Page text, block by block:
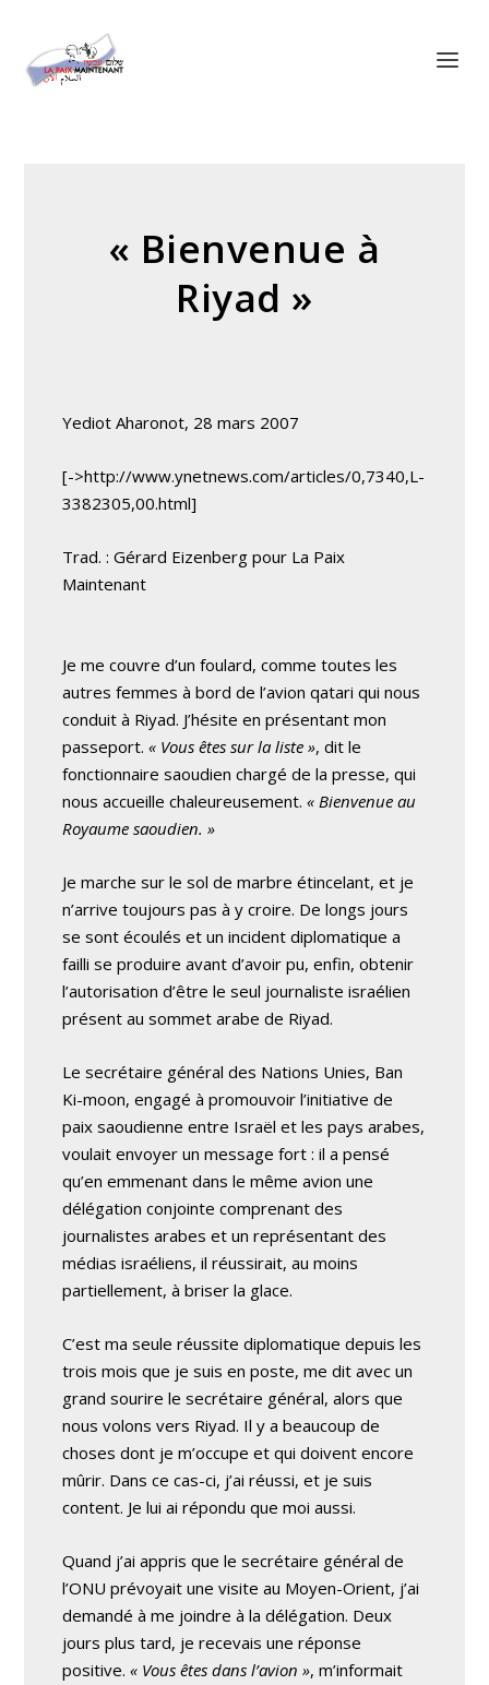
« Bienvenue à
Riyad »
Yediot Aharonot, 28 mars 2007
[->http://www.ynetnews.com/articles/0,7340,L-
3382305,00.html]
Trad. : Gérard Eizenberg pour La Paix
Maintenant
Je me couvre d’un foulard, comme toutes les
autres femmes à bord de l’avion qatari qui nous
conduit à Riyad. J’hésite en présentant mon
passeport.« Vous êtes sur la liste », dit le
fonctionnaire saoudien chargé de la presse, qui
nous accueille chaleureusement.« Bienvenue au
Royaume saoudien. »
Je marche sur le sol de marbre étincelant, et je
n’arrive toujours pas à y croire. De longs jours
se sont écoulés et un incident diplomatique a
failli se produire avant d’avoir pu, enfin, obtenir
l’autorisation d’être le seul journaliste israélien
présent au sommet arabe de Riyad.
Le secrétaire général des Nations Unies, Ban
Ki-moon, engagé à promouvoir l’initiative de
paix saoudienne entre Israël et les pays arabes,
voulait envoyer un message fort : il a pensé
qu’en emmenant dans le même avion une
délégation conjointe comprenant des
journalistes arabes et un représentant des
médias israéliens, il réussirait, au moins
partiellement, à briser la glace.
C’est ma seule réussite diplomatique depuis les
trois mois que je suis en poste, me dit avec un
grand sourire le secrétaire général, alors que
nous volons vers Riyad. Il y a beaucoup de
choses dont je m’occupe et qui doivent encore
mûrir. Dans ce cas-ci, j’ai réussi, et je suis
content. Je lui ai répondu que moi aussi.
Quand j’ai appris que le secrétaire général de
l’ONU prévoyait une visite au Moyen-Orient, j’ai
demandé à me joindre à la délégation. Deux
jours plus tard, je recevais une réponse
positive.« Vous êtes dans l’avion », m’informait